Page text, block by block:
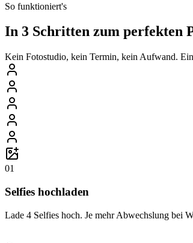
So funktioniert's
In 3 Schritten zum perfekten
Kein Fotostudio, kein Termin, kein Aufwand.
01
Selfies hochladen
Lade 4 Selfies hoch. Je mehr Abwechslung bei